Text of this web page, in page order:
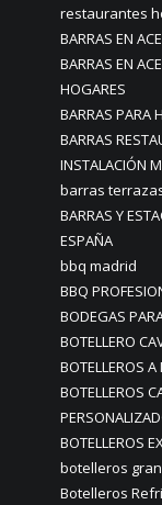
restaurantes
BARRAS EN
BARRAS EN
HOGARES
BARRAS PARA
BARRAS
INSTALACIÓN
barras
BARRAS Y
ESPAÑA
bbq madrid
BBQ
BODEGAS
BOTELLERO
BOTELLEROS
BOTELLEROS
BOTELLEROS
botelleros
Botelleros